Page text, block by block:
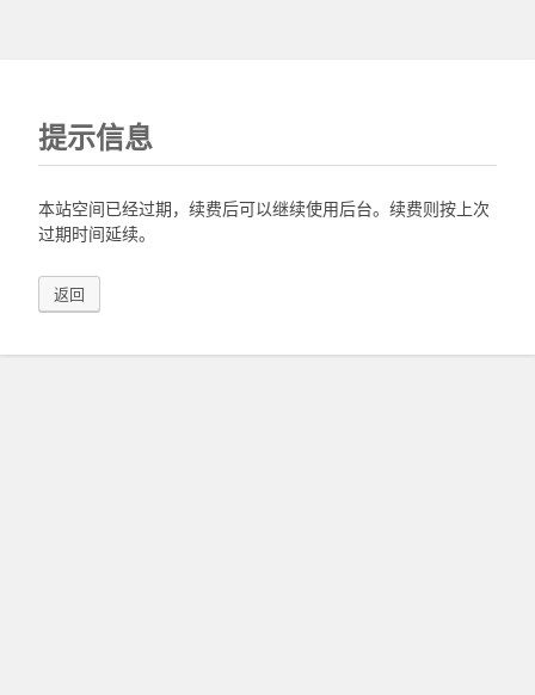
提示信息
本站空间已经过期，续费后可以继续使用后台。续费则按上次
过期时间延续。
返回